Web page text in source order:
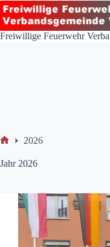
Zum
Inhalt
springen
Freiwillige Feuerwehr
2026
Jahr2026